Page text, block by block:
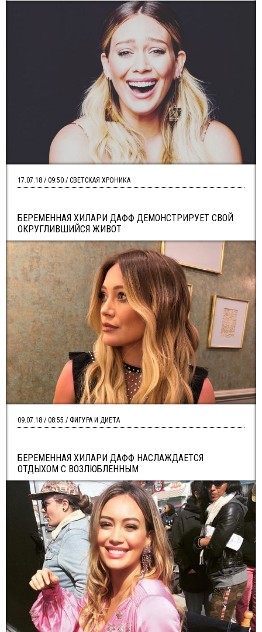
БЕРЕМЕННАЯ ХИЛАРИ ДАФФ ДЕМОНСТРИРУЕТ СВОЙ
ОКРУГЛИВШИЙСЯ ЖИВОТ
17.07.18 / 09:50 / СВЕТСКАЯ ХРОНИКА
БЕРЕМЕННАЯ ХИЛАРИ ДАФФ НАСЛАЖДАЕТСЯ
ОТДЫХОМ С ВОЗЛЮБЛЕННЫМ
09.07.18 / 08:55 / ФИГУРА И ДИЕТА